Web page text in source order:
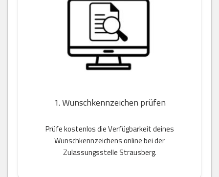
1. Wunschkennzeichen prüfen
Prüfe kostenlos die Verfügbarkeit deines
Wunschkennzeichens online bei der
Zulassungsstelle Strausberg.